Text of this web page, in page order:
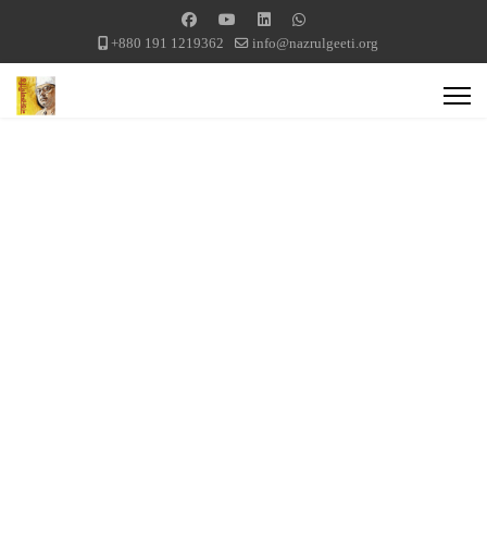
+880 191 1219362 info@nazrulgeeti.org